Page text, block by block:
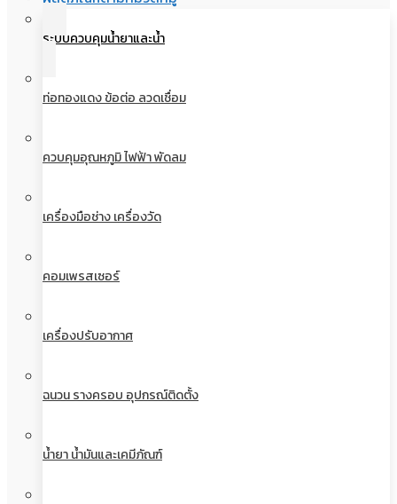
ระบบควบคุมน้ำยาและน้ำ
ท่อทองแดง ข้อต่อ ลวดเชื่อม
ควบคุมอุณหภูมิ ไฟฟ้า พัดลม
เครื่องมือช่าง เครื่องวัด
คอมเพรสเซอร์
เครื่องปรับอากาศ
ฉนวน รางครอบ อุปกรณ์ติดตั้ง
น้ำยา น้ำมันและเคมีภัณฑ์